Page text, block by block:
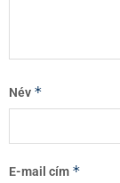
Név *
E-mail cím *